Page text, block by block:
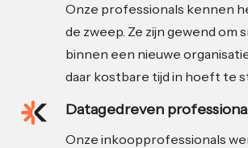
Onze professionals kennen
de zweep. Ze zijn gewend om
binnen een nieuwe
daar kostbare tijd in hoeft te
Datagedreven
Onze inkoopprofessionals